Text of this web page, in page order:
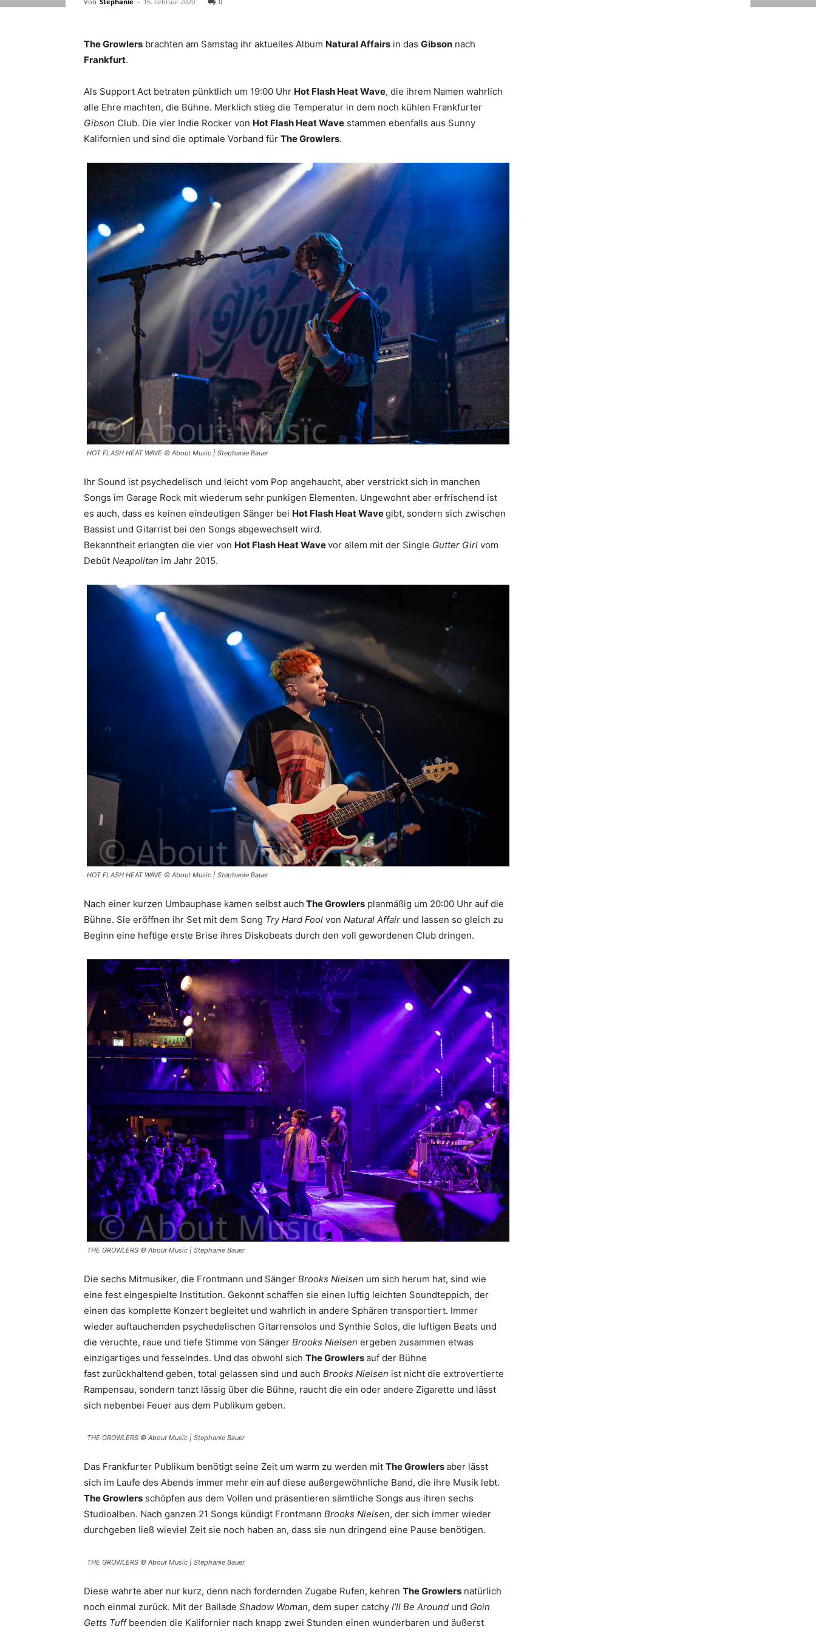
The Growlers brachten am Samstag ihr aktuelles Album Natural Affairs in das Gibson nach
Frankfurt.
Als Support Act betraten pünktlich um 19:00 Uhr Hot Flash Heat Wave, die ihrem Namen wahrlich
alle Ehre machten, die Bühne. Merklich stieg die Temperatur in dem noch kühlen Frankfurter
Gibson Club. Die vier Indie Rocker von Hot Flash Heat Wave stammen ebenfalls aus Sunny
Kalifornien und sind die optimale Vorband für The Growlers.
HOT FLASH HEAT WAVE © About Musïc | Stephanie Bauer
Ihr Sound ist psychedelisch und leicht vom Pop angehaucht, aber verstrickt sich in manchen
Songs im Garage Rock mit wiederum sehr punkigen Elementen. Ungewohnt aber erfrischend ist
es auch, dass es keinen eindeutigen Sänger bei Hot Flash Heat Wavegibt, sondern sich zwischen
Bassist und Gitarrist bei den Songs abgewechselt wird.
Bekanntheit erlangten die vier von Hot Flash Heat Wavevor allem mit der Single Gutter Girl vom
Debüt Neapolitan im Jahr 2015.
HOT FLASH HEAT WAVE © About Musïc | Stephanie Bauer
Nach einer kurzen Umbauphase kamen selbst auch The Growlers planmäßig um 20:00 Uhr auf die
Bühne. Sie eröffnen ihr Set mit dem Song Try Hard Fool von Natural Affair und lassen so gleich zu
Beginn eine heftige erste Brise ihres Diskobeats durch den voll gewordenen Club dringen.
THE GROWLERS © About Musïc | Stephanie Bauer
Die sechs Mitmusiker, die Frontmann und Sänger Brooks Nielsen um sich herum hat, sind wie
eine fest eingespielte Institution. Gekonnt schaffen sie einen luftig leichten Soundteppich, der
einen das komplette Konzert begleitet und wahrlich in andere Sphären transportiert. Immer
wieder auftauchenden psychedelischen Gitarrensolos und Synthie Solos, die luftigen Beats und
die veruchte, raue und tiefe Stimme von Sänger Brooks Nielsen ergeben zusammen etwas
einzigartiges und fesselndes. Und das obwohl sich The Growlersauf der Bühne
fast zurückhaltend geben, total gelassen sind und auch Brooks Nielsen ist nicht die extrovertierte
Rampensau, sondern tanzt lässig über die Bühne, raucht die ein oder andere Zigarette und lässt
sich nebenbei Feuer aus dem Publikum geben.
THE GROWLERS © About Musïc | Stephanie Bauer
Das Frankfurter Publikum benötigt seine Zeit um warm zu werden mit The Growlersaber lässt
sich im Laufe des Abends immer mehr ein auf diese außergewöhnliche Band, die ihre Musik lebt.
The Growlers schöpfen aus dem Vollen und präsentieren sämtliche Songs aus ihren sechs
Studioalben. Nach ganzen 21 Songs kündigt Frontmann Brooks Nielsen, der sich immer wieder
durchgeben ließ wieviel Zeit sie noch haben an, dass sie nun dringend eine Pause benötigen.
THE GROWLERS © About Musïc | Stephanie Bauer
Diese wahrte aber nur kurz, denn nach fordernden Zugabe Rufen, kehren The Growlers natürlich
noch einmal zurück. Mit der Ballade Shadow Woman, dem super catchy I’ll Be Around und Goin
Getts Tuffbeenden die Kalifornier nach knapp zwei Stunden einen wunderbaren und äußerst